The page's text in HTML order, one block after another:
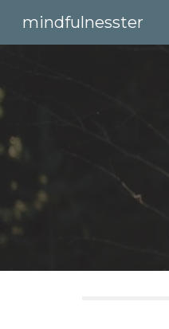
mindfulnesster